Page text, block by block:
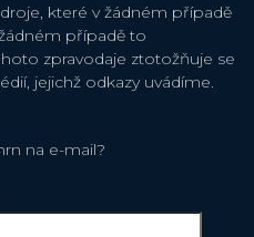
které v žádném případě
případě to
zpravodaje ztotožňuje se
jejichž odkazy uvádíme.
na e-mail?